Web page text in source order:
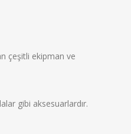
çeşitli ekipman ve
gibi aksesuarlardır.